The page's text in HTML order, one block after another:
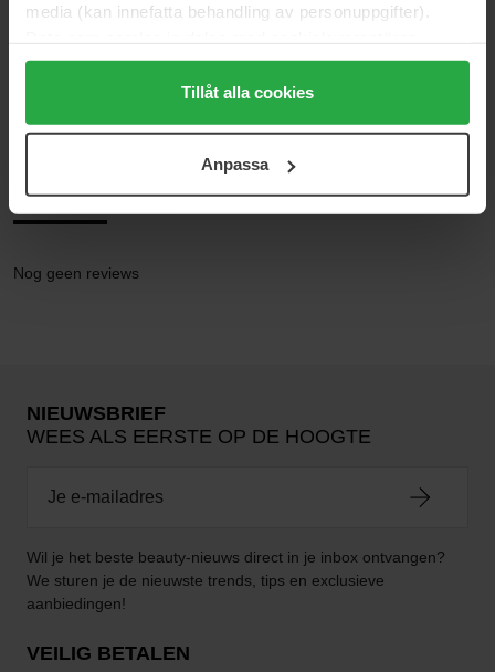
media (kan innefatta behandling av personuppgifter).
Genom att trycka på "Tillåt alla cookies" accepterar du
alla cookies, medan du under "Detaljer" kan anpassa
användningen av cookies. Du kan när som helst återkalla
samt vår Integritetspolicy.
Tillåt alla cookies
Anpassa
Huidverzorging
Deodorant Uniseks
Deodorant voor hem
Reviews (0)Vragen en antwoorden (0)
Nog geen reviews
NIEUWSBRIEF
WEES ALS EERSTE OP DE HOOGTE
Wil je het beste beauty-nieuws direct in je inbox ontvangen?
We sturen je de nieuwste trends, tips en exclusieve
aanbiedingen!
VEILIG BETALEN